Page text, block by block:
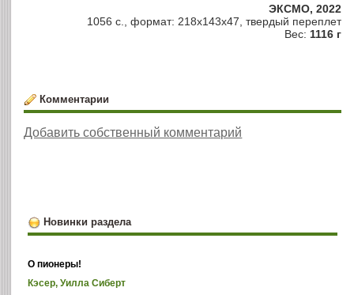
ЭКСМО, 2022
1056 с., формат: 218x143x47, твердый переплет
Вес: 1116 г
Комментарии
Добавить собственный комментарий
Новинки раздела
О пионеры!
Кэсер, Уилла Сиберт